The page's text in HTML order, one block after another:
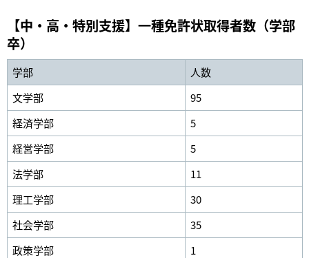
【中・高・特別支援】一種免許状取得者数（学部
卒）
学部
人数
文学部
95
経済学部
5
経営学部
5
法学部
11
理工学部
30
社会学部
35
政策学部
1